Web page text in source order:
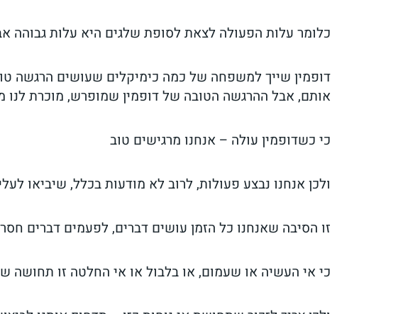
כלומר עלות הפעולה לצאת לסופת שלגים היא עלות גבוהה
דופמין שייך למשפחה של כמה כימיקלים שעושים הרגשה
אותם, אבל ההרגשה הטובה של דופמין שמופרש, מוכרת לנו
כי כשדופמין עולה – אנחנו מרגישים טוב
ולכן אנחנו נבצע פעולות, לרוב לא מודעות בכלל, שיביאו
זו הסיבה שאנחנו כל הזמן עושים דברים, לפעמים דברים
כי אי העשיה או שעמום, או בלבול או אי החלטה זו תחושה